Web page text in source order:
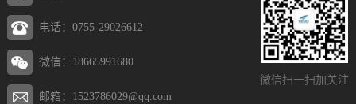
微信扫一扫加关注
电话：0755-29026612
微信：18665991680
邮箱：1523786029@qq.com